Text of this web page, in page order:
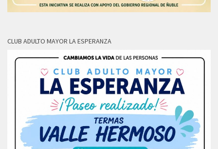
CLUB ADULTO MAYOR LA ESPERANZA